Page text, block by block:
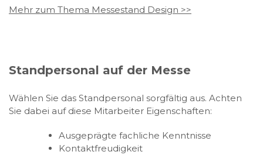
Mehr zum Thema Messestand Design >>
Standpersonal auf der Messe
Wählen Sie das Standpersonal sorgfältig aus. Achten
Sie dabei auf diese Mitarbeiter Eigenschaften:
Ausgeprägte fachliche Kenntnisse
Kontaktfreudigkeit